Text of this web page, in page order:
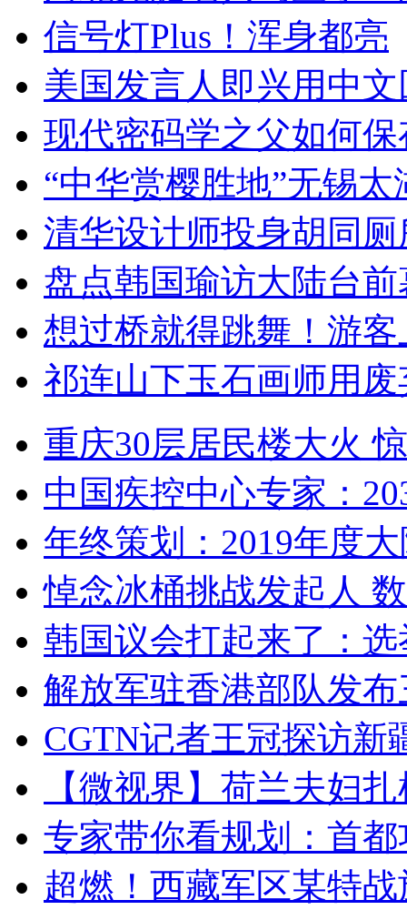
信号灯Plus！浑身都亮
美国发言人即兴用中
现代密码学之父如何
“中华赏樱胜地”无锡
清华设计师投身胡同
盘点韩国瑜访大陆台
想过桥就得跳舞！游客
祁连山下玉石画师用
重庆30层居民楼大火
中国疾控中心专家：
年终策划：2019年度
悼念冰桶挑战发起人
韩国议会打起来了：
解放军驻香港部队发
CGTN记者王冠探访新
【微视界】荷兰夫妇
专家带你看规划：首
超燃！西藏军区某特